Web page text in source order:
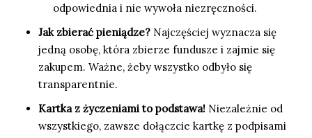
odpowiednia i nie wywoła niezręczności.
Jak zbierać pieniądze? Najczęściej wyznacza się
jedną osobę, która zbierze fundusze i zajmie się
zakupem. Ważne, żeby wszystko odbyło się
transparentnie.
Kartka z życzeniami to podstawa! Niezależnie od
wszystkiego, zawsze dołączcie kartkę z podpisami